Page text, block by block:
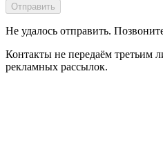
Отправить
Не удалось отправить.
Контакты не передаём третьим
рекламных рассылок.